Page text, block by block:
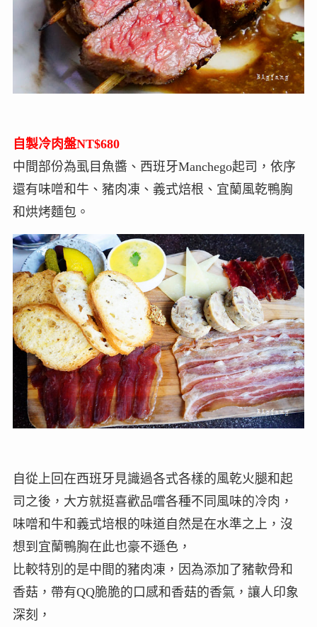
自製冷肉盤NT$680
中間部份為虱目魚醬、西班牙Manchego起司，依序
還有味噌和牛、豬肉凍、義式焙根、宜蘭風乾鴨胸
和烘烤麵包。
自從上回在西班牙見識過各式各樣的風乾火腿和起
司之後，大方就挺喜歡品嚐各種不同風味的冷肉，
味噌和牛和義式培根的味道自然是在水準之上，沒
想到宜蘭鴨胸在此也豪不遜色，
比較特別的是中間的豬肉凍，因為添加了豬軟骨和
香菇，帶有QQ脆脆的口感和香菇的香氣，讓人印象
深刻，